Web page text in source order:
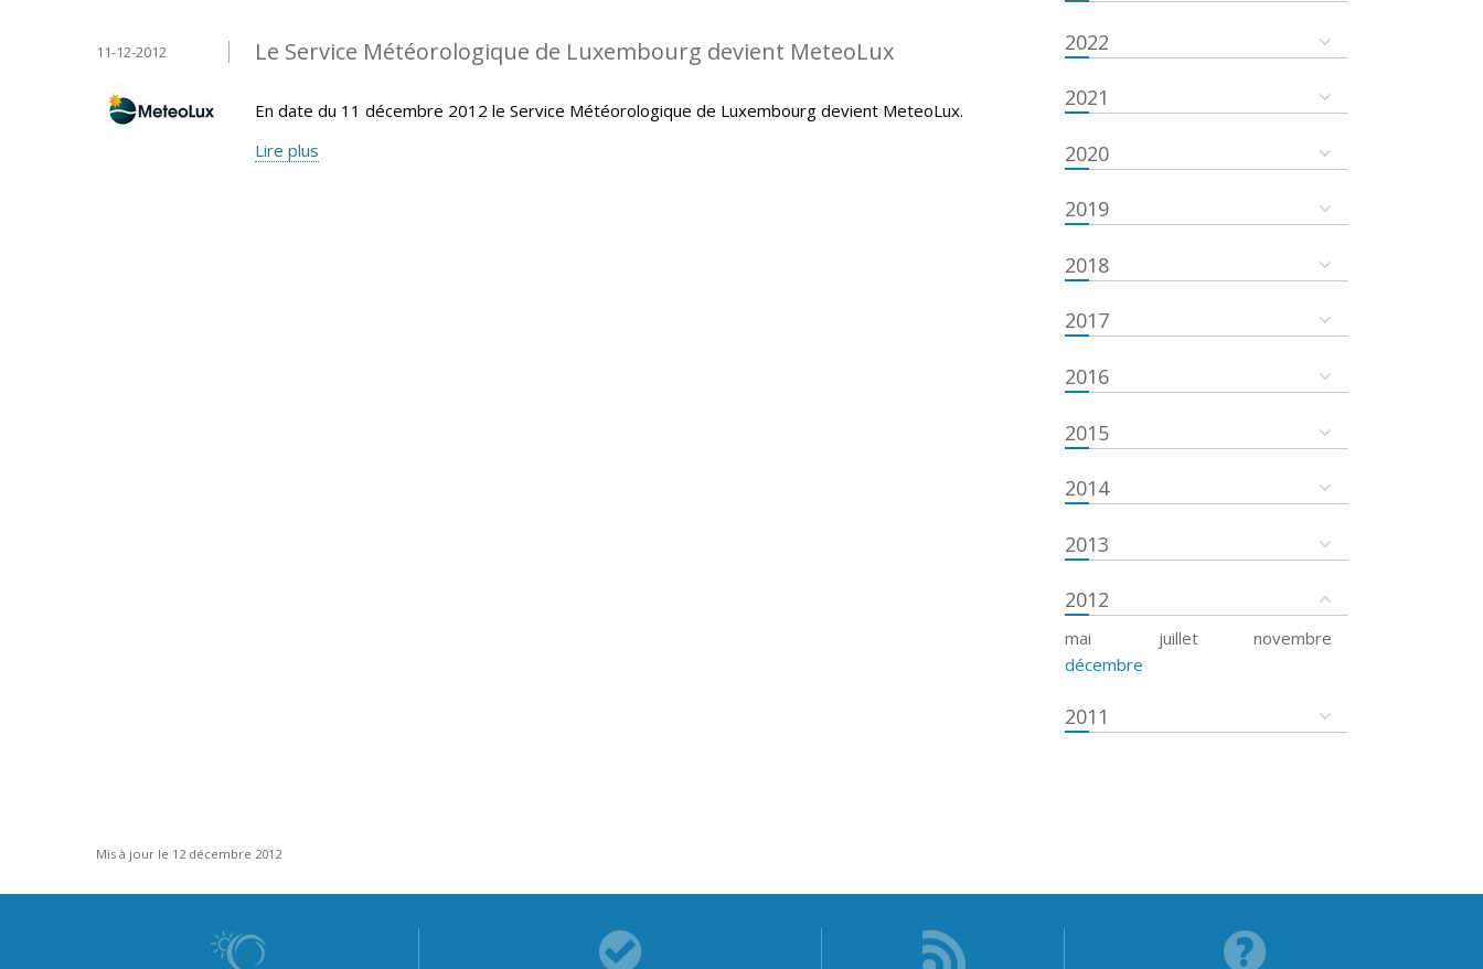
Le Service Météorologique de Luxembourg devient MeteoLux
11-12-2012
En date du 11 décembre 2012 le Service Météorologique de Luxembourg devient MeteoLux.
Lire plus
2022
2021
2020
2019
2018
2017
2016
2015
2014
2013
2012
mai juillet
novembre
décembre
2011
Mis à jour le 12 décembre 2012